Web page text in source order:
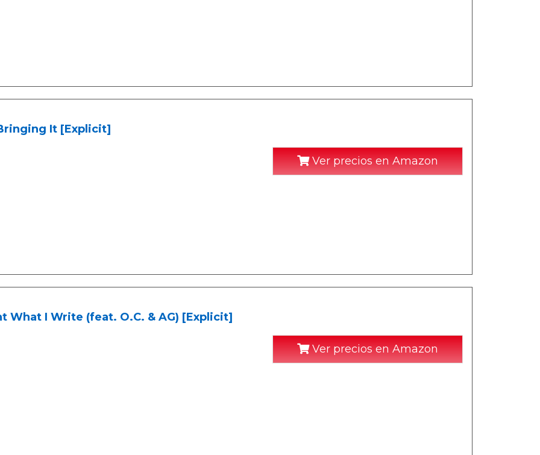
It [Explicit]
Ver precios en Amazon
What I Write (feat. O.C. & AG) [Explicit]
Ver precios en Amazon